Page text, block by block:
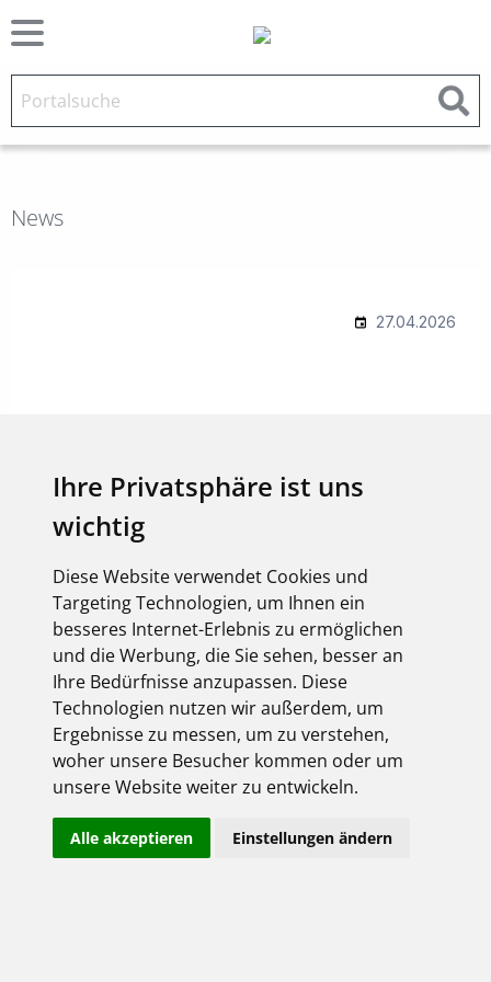
Ihre Privatsphäre ist uns
wichtig
Diese Website verwendet Cookies und
Targeting Technologien, um Ihnen ein
besseres Internet-Erlebnis zu ermöglichen
und die Werbung, die Sie sehen, besser an
Ihre Bedürfnisse anzupassen. Diese
Technologien nutzen wir außerdem, um
Ergebnisse zu messen, um zu verstehen,
woher unsere Besucher kommen oder um
unsere Website weiter zu entwickeln.
Alle akzeptieren Einstellungen ändern
News